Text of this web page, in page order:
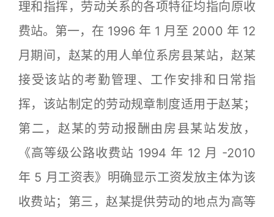
理和指挥，劳动关系的各项特征均指向原收
费站。第一，在 1996 年 1 月至 2000 年 12
月期间，赵某的用人单位系房县某站，赵某
接受该站的考勤管理、工作安排和日常指
挥，该站制定的劳动规章制度适用于赵某；
第二，赵某的劳动报酬由房县某站发放，
《高等级公路收费站 1994 年 12 月 -2010
年 5 月工资表》明确显示工资发放主体为该
收费站；第三，赵某提供劳动的地点为高等